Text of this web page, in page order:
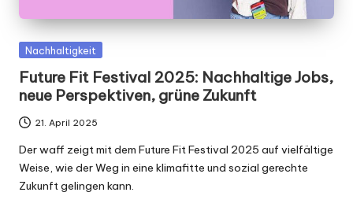
Posted
Nachhaltigkeit
Future Fit Festival 2025: Nachhaltige Jobs,
neue Perspektiven, grüne Zukunft
21. April 2025
Der waff zeigt mit dem Future Fit Festival 2025 auf vielfältige
Weise, wie der Weg in eine klimafitte und sozial gerechte
Zukunft gelingen kann.